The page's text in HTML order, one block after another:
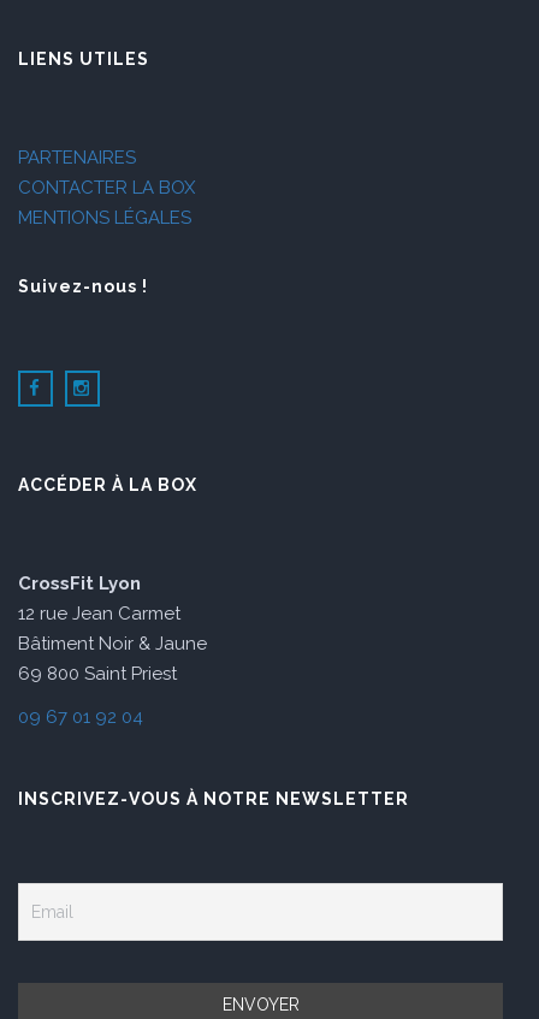
LIENS UTILES
PARTENAIRES
CONTACTER LA BOX
MENTIONS LÉGALES
Suivez-nous !
ACCÉDER À LA BOX
CrossFit Lyon
12 rue Jean Carmet
Bâtiment Noir & Jaune
69 800 Saint Priest
09 67 01 92 04
INSCRIVEZ-VOUS À NOTRE NEWSLETTER